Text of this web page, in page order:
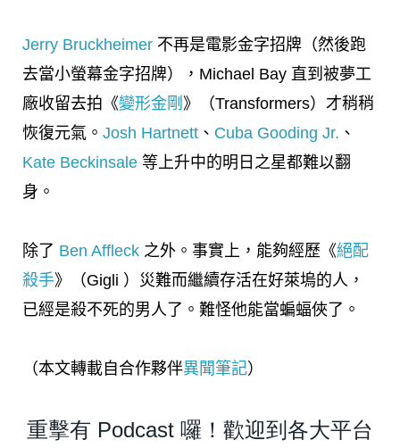
Jerry Bruckheimer 不再是電影金字招牌（然後跑
去當小螢幕金字招牌），Michael Bay 直到被夢工
廠收留去拍《變形金剛 》（Transformers）才稍稍
恢復元氣。 Josh Hartnett 、 Cuba Gooding Jr. 、
Kate Beckinsale 等上升中的明日之星都難以翻
身。
除了 Ben Affleck 之外。事實上，能夠經歷《絕配
殺手》（Gigli ）災難而繼續存活在好萊塢的人，
已經是殺不死的男人了。難怪他能當蝙蝠俠了。
（本文轉載自合作夥伴異聞筆記）
重擊有 Podcast 囉！歡迎到各大平台